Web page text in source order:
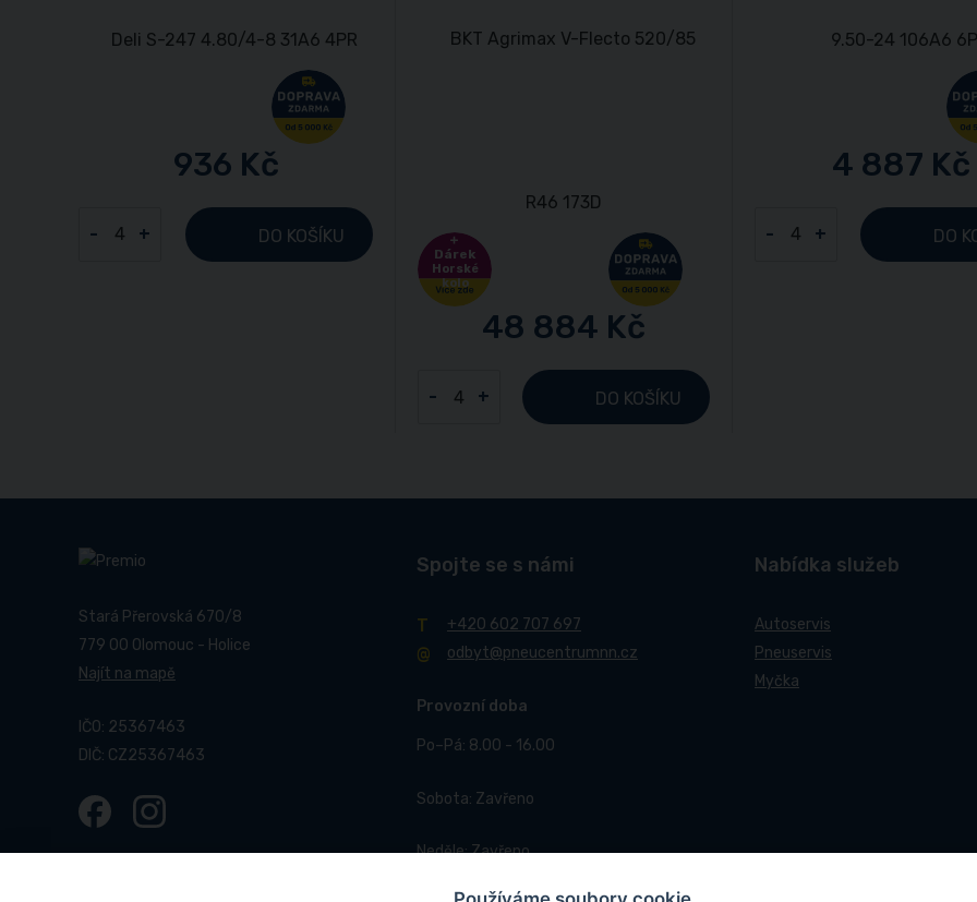
936 Kč
- + DO KOŠÍKU
Dárek
Horské
kolo
48 884 Kč
- + DO KOŠÍKU
4 887 Kč
- + DO
Stará Přerovská 670/8
779 00 Olomouc - Holice
Najít na mapě
IČO: 25367463
DIČ: CZ25367463
Spojte se s námi
+420 602 707 697
odbyt@pneucentrumnn.cz
Provozní doba
Po–Pá: 8.00 - 16.00
Sobota: Zavřeno
Neděle: Zavřeno
Nabídka služeb
Autoservis
Pneuservis
Myčka